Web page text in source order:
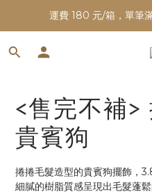
運費 180 元/箱，單筆
<售完不補>
貴賓狗
捲捲毛髮造型的貴賓狗擺飾，
細膩的樹脂質感呈現出毛髮蓬鬆